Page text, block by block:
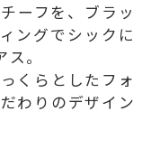
ーフを、ブラッ
ングでシックに
。
くらとしたフォ
わりのデザイン